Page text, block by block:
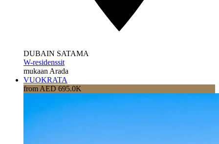
DUBAIN SATAMA
W-residenssit
mukaan Arada
VUOKRATA
from AED 695.0K